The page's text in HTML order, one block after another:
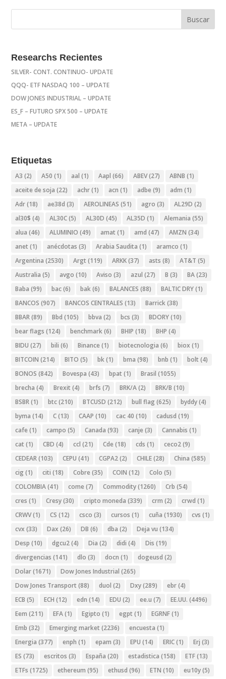
Researchs Recientes
SILVER- CONT. CONTINUO- UPDATE
QQQ- ETF NASDAQ 100 – UPDATE
DOW JONES INDUSTRIAL – UPDATE
ES_F – FUTURO SPX 500 – UPDATE
META – UPDATE
Etiquetas
A3 (2) A50 (1) aal (1) Aapl (66) ABEV(27) ABNB (1)
aceite de soja (22) achr(1) acn (1) adbe (9) adm (1)
Adr(18) ae38d (3) AEROLINEAS (51) agro (3) AL29D (2)
al30$ (4) AL30C(5) AL30D (45) AL35D (1) Alemania (55)
alua (46) ALUMINIO (49) amat (1) amd (47) AMZN (34)
anet (1) anécdotas (3) Arabia Saudita (1) aramco (1)
Argentina (2530) Argt (119) ARKK(37) asts (8) AT&T (5)
Australia (5) avgo (10) Aviso (3) azul (27) B (3) BA(23)
Baba (99) bac(6) bak(6) BALANCES (88) BALTIC DRY(1)
BANCOS (907) BANCOS CENTRALES (13) Barrick(38)
BBAR(89) Bbd (105) bbva (2) bcs (3) BDORY(10)
bear flags (124) benchmark(6) BHIP (18) BHP (4)
BIDU (27) bili (6) Binance (1) biotecnologia (6) biox (1)
BITCOIN (214) BITO (5) bk(1) bma (98) bnb (1) bolt (4)
BONOS (842) Bovespa (43) bpat (1) Brasil (1055)
brecha (4) Brexit (4) brfs (7) BRK/A(2) BRK/B (10)
BSBR(1) btc(210) BTCUSD (212) bull flag (625) byddy(4)
byma (14) C(13) CAAP (10) cac 40 (10) cadusd (19)
cafe (1) campo (5) Canada (93) canje (3) Cannabis (1)
cat (1) CBD (4) ccl (21) Cde (18) cds (1) ceco2(9)
CEDEAR(103) CEPU (41) CGPA2(2) CHILE(28) China (585)
cig (1) citi (18) Cobre (35) COIN (12) Colo (5)
COLOMBIA(41) come (7) Commodity(1260) Crb (54)
cres (1) Cresy(30) cripto moneda (339) crm (2) crwd (1)
CRWV(1) CS (12) csco (3) cursos (1) cuña (1930) cvs (1)
cvx (33) Dax (26) DB (6) dba (2) Deja vu (134)
Desp (10) dgcu2(4) Dia (2) didi (4) Dis (19)
divergencias (141) dlo (3) docn (1) dogeusd (2)
Dolar(1671) Dow Jones Industrial (265)
Dow Jones Transport (88) duol (2) Dxy(289) ebr(4)
ECB (5) ECH (12) edn (14) EDU (2) ee.u (7) EE.UU. (4496)
Eem (211) EFA(1) Egipto (1) egpt (1) EGRNF(1)
Emb (32) Emerging market (2236) encuesta (1)
Energia (377) enph (1) epam (3) EPU (14) ERIC(1) Erj (3)
ES (73) escritos (3) España (20) estadistica (158) ETF(13)
ETFs (1725) ethereum (95) ethusd (96) ETN (10) eu10y(5)